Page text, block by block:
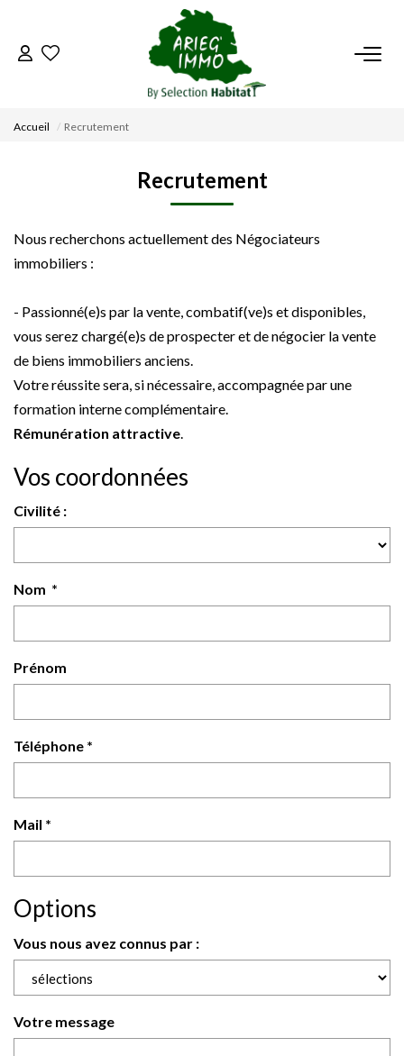
ACCUEIL
VENDRE UN BIEN
DÉPOSEZ VOTRE RECHERCHE
NOUS REJOINDRE
CONTACT
EN
Accueil Recrutement
Recrutement
Nous recherchons actuellement des Négociateurs
immobiliers :
- Passionné(e)s par la vente, combatif(ve)s et disponibles,
vous serez chargé(e)s de prospecter et de négocier la vente
de biens immobiliers anciens.
Votre réussite sera, si nécessaire, accompagnée par une
formation interne complémentaire.
Rémunération attractive
Vos coordonnées
Civilité :
Nom *
Prénom
Téléphone *
Mail *
Options
Vous nous avez connus par :
Votre message